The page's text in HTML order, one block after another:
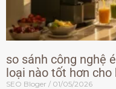
so sánh công nghệ
loại nào tốt hơn cho
SEO Bloger 01/05/2026